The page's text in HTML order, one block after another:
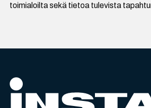
toimialoilta sekä tietoa tulevista